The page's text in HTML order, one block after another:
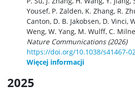
Yousef, P. Zalden, K. Zhang, R.
Canton, D. B. Jakobsen, D. Vinci,
Weng, W. Yang, M. Wulff, C.
Nature Communications (2026)
https://doi.org/10.1038/s41467-
Więcej informacji
2025